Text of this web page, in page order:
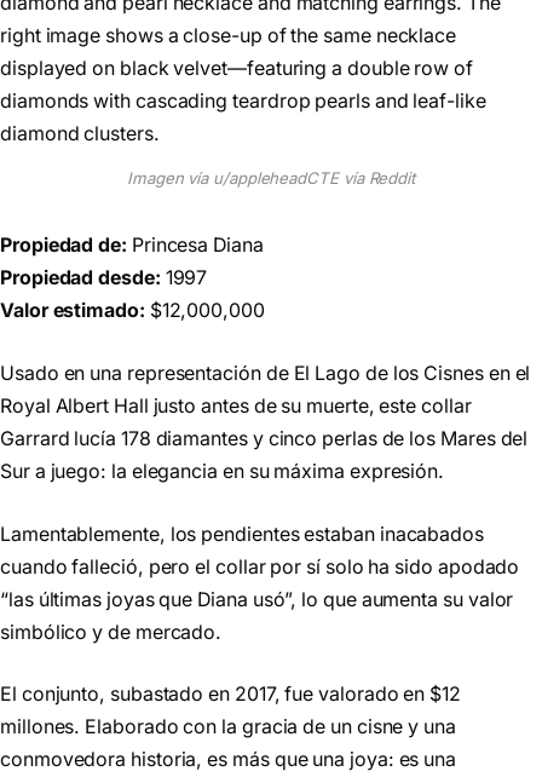
Imagen vía u/appleheadCTE vía Reddit
Propiedad de: Princesa Diana
Propiedad desde: 1997
Valor estimado: $12,000,000
Usado en una representación de El Lago de los Cisnes en el
Royal Albert Hall justo antes de su muerte, este collar
Garrard lucía 178 diamantes y cinco perlas de los Mares del
Sur a juego: la elegancia en su máxima expresión.
Lamentablemente, los pendientes estaban inacabados
cuando falleció, pero el collar por sí solo ha sido apodado
“las últimas joyas que Diana usó”, lo que aumenta su valor
simbólico y de mercado.
El conjunto, subastado en 2017, fue valorado en $12
millones. Elaborado con la gracia de un cisne y una
conmovedora historia, es más que una joya: es una